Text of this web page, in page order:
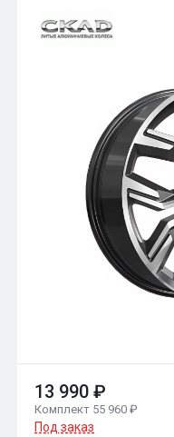
13 990 ₽
Комплект 55 960 ₽
Под заказ